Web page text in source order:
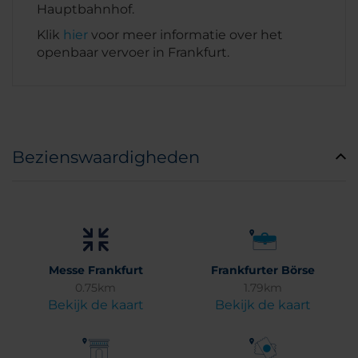
Hauptbahnhof.
Klik hier voor meer informatie over het
openbaar vervoer in Frankfurt.
Bezienswaardigheden
Messe Frankfurt
0.75km
Bekijk de kaart
Frankfurter Börse
1.79km
Bekijk de kaart